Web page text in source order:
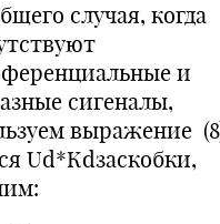
случая, когда
и
сигеналы,
выражение
Ud*Кdзаскобки,